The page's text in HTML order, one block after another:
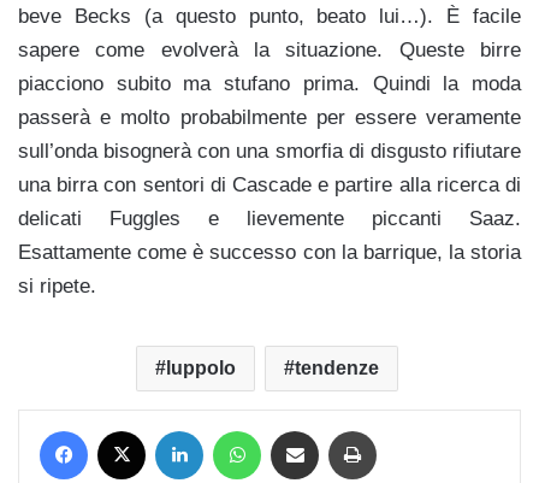
beve Becks (a questo punto, beato lui…). È facile
sapere come evolverà la situazione. Queste birre
piacciono subito ma stufano prima. Quindi la moda
passerà e molto probabilmente per essere veramente
sull’onda bisognerà con una smorfia di disgusto rifiutare
una birra con sentori di Cascade e partire alla ricerca di
delicati Fuggles e lievemente piccanti Saaz.
Esattamente come è successo con la barrique, la storia
si ripete.
luppolo tendenze
Facebook LinkedIn WhatsApp Condividi via mail